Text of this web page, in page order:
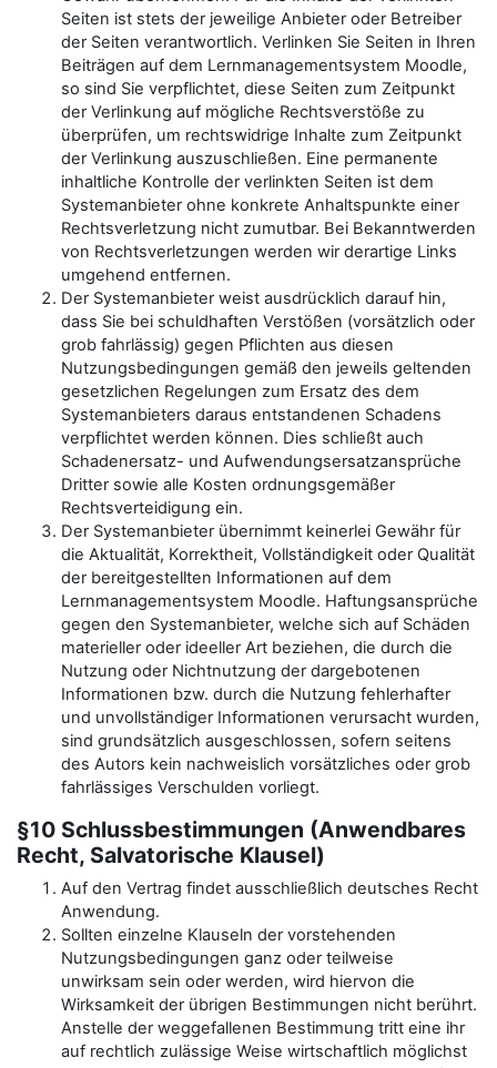
Seiten ist stets der jeweilige Anbieter oder Betreiber
der Seiten verantwortlich. Verlinken Sie Seiten in Ihren
Beiträgen auf dem Lernmanagementsystem Moodle,
so sind Sie verpflichtet, diese Seiten zum Zeitpunkt
der Verlinkung auf mögliche Rechtsverstöße zu
überprüfen, um rechtswidrige Inhalte zum Zeitpunkt
der Verlinkung auszuschließen. Eine permanente
inhaltliche Kontrolle der verlinkten Seiten ist dem
Systemanbieter ohne konkrete Anhaltspunkte einer
Rechtsverletzung nicht zumutbar. Bei Bekanntwerden
von Rechtsverletzungen werden wir derartige Links
umgehend entfernen.
Der Systemanbieter weist ausdrücklich darauf hin,
dass Sie bei schuldhaften Verstößen (vorsätzlich oder
grob fahrlässig) gegen Pflichten aus diesen
Nutzungsbedingungen gemäß den jeweils geltenden
gesetzlichen Regelungen zum Ersatz des dem
Systemanbieters daraus entstandenen Schadens
verpflichtet werden können. Dies schließt auch
Schadenersatz- und Aufwendungsersatzansprüche
Dritter sowie alle Kosten ordnungsgemäßer
Rechtsverteidigung ein.
Der Systemanbieter übernimmt keinerlei Gewähr für
die Aktualität, Korrektheit, Vollständigkeit oder Qualität
der bereitgestellten Informationen auf dem
Lernmanagementsystem Moodle. Haftungsansprüche
gegen den Systemanbieter, welche sich auf Schäden
materieller oder ideeller Art beziehen, die durch die
Nutzung oder Nichtnutzung der dargebotenen
Informationen bzw. durch die Nutzung fehlerhafter
und unvollständiger Informationen verursacht wurden,
sind grundsätzlich ausgeschlossen, sofern seitens
des Autors kein nachweislich vorsätzliches oder grob
fahrlässiges Verschulden vorliegt.
§10 Schlussbestimmungen (Anwendbares
Recht, Salvatorische Klausel)
Auf den Vertrag findet ausschließlich deutsches Recht
Anwendung.
Sollten einzelne Klauseln der vorstehenden
Nutzungsbedingungen ganz oder teilweise
unwirksam sein oder werden, wird hiervon die
Wirksamkeit der übrigen Bestimmungen nicht berührt.
Anstelle der weggefallenen Bestimmung tritt eine ihr
auf rechtlich zulässige Weise wirtschaftlich möglichst